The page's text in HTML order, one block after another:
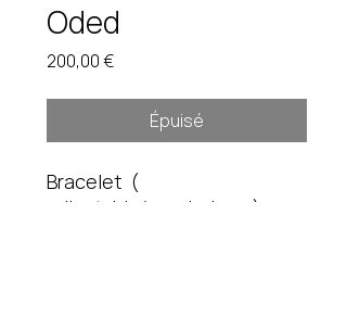
Oded
200,00 €
Épuisé
Bracelet (
adjustable/genderless )